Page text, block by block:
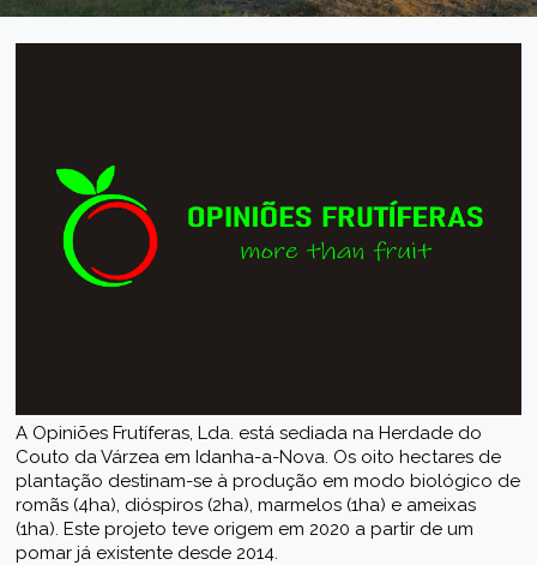
A Opiniões Frutíferas, Lda. está sediada na Herdade do
Couto da Várzea em Idanha-a-Nova. Os oito hectares de
plantação destinam-se à produção em modo biológico de
romãs (4ha), dióspiros (2ha), marmelos (1ha) e ameixas
(1ha). Este projeto teve origem em 2020 a partir de um
pomar já existente desde 2014.